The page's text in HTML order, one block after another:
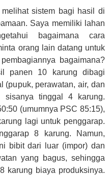
sistem bagi hasil di
Saya memiliki lahan
bagaimana cara
orang lain datang untuk
bagaimana?
panen 10 karung dibagi
(pupuk, perawatan, air, dan
sisanya tinggal 4 karung.
(umumnya PSC 85:15),
lagi untuk penggarap.
8 karung. Namun,
bibit dari luar (impor) dan
yang bagus, sehingga
karung biaya produksinya.